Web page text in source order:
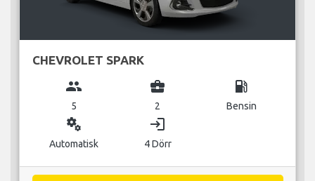
CHEVROLET SPARK
group
5
business_center
2
local_gas_station
Bensin
miscellaneous_services
Automatisk
login
4 Dörr